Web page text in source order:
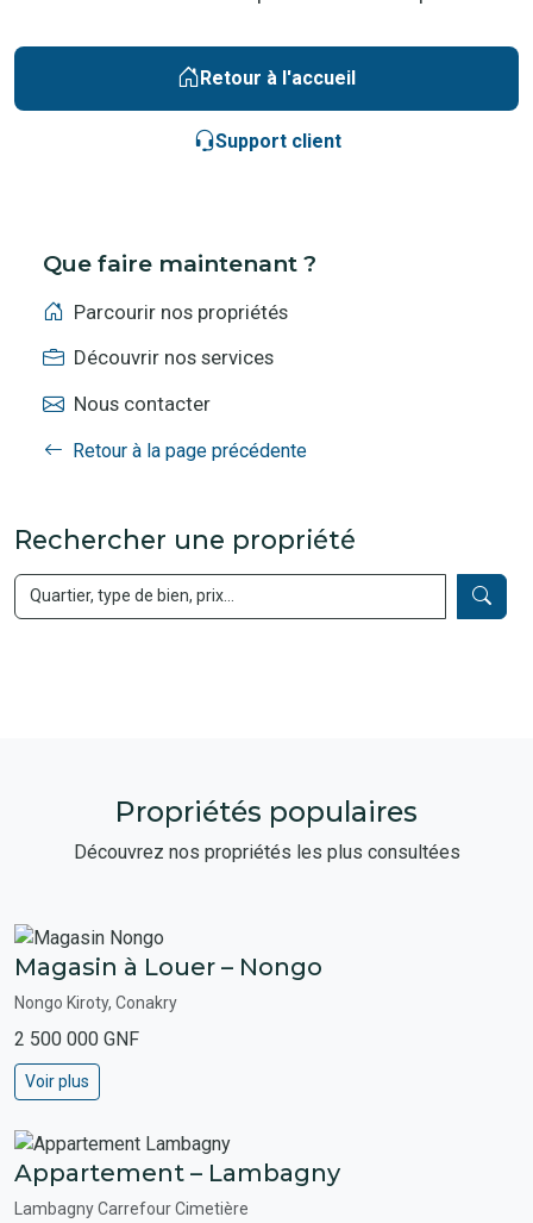
Retour à l'accueil
Support client
Que faire maintenant ?
Parcourir nos propriétés
Découvrir nos services
Nous contacter
Retour à la page précédente
Rechercher une propriété
Propriétés populaires
Découvrez nos propriétés les plus consultées
Magasin à Louer – Nongo
Nongo Kiroty, Conakry
2 500 000 GNF
Voir plus
Appartement – Lambagny
Lambagny Carrefour Cimetière